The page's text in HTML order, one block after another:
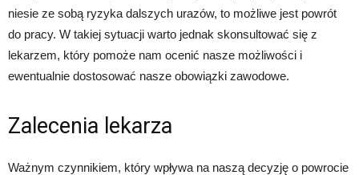
niesie ze sobą ryzyka dalszych urazów, to możliwe jest powrót
do pracy. W takiej sytuacji warto jednak skonsultować się z
lekarzem, który pomoże nam ocenić nasze możliwości i
ewentualnie dostosować nasze obowiązki zawodowe.
Zalecenia lekarza
Ważnym czynnikiem, który wpływa na naszą decyzję o powrocie